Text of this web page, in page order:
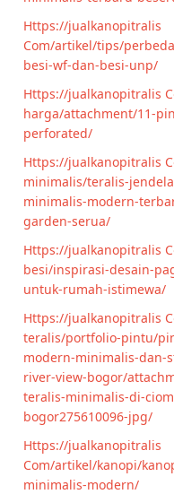
Https://jualkanopitralis
Com/artikel/tips/
besi-wf-dan-besi-unp/
Https://jualkanopitralis
harga/attachment/11-
perforated/
Https://jualkanopitralis
minimalis/teralis-
minimalis-modern-
garden-serua/
Https://jualkanopitralis
besi/inspirasi-desain-
untuk-rumah-istimewa/
Https://jualkanopitralis
teralis/portfolio-pintu/
modern-minimalis-dan-
river-view-bogor/
teralis-minimalis-di-
bogor275610096-jpg/
Https://jualkanopitralis
Com/artikel/kanopi/
minimalis-modern/